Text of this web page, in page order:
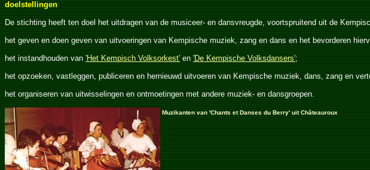
doelstellingen
De stichting heeft ten doel het uitdragen van de musiceer- en dansvreugde, voortspruitend uit de
het geven en doen geven van uitvoeringen van Kempische muziek, zang en dans en het bevorderen
het instandhouden van'Het Kempisch Volksorkest'en 'De Kempische Volksdansers';
het opzoeken, vastleggen, publiceren en hernieuwd uitvoeren van Kempische muziek, dans, zang en
het organiseren van uitwisselingen en ontmoetingen met andere muziek- en dansgroepen.
Muzikanten van 'Chants et Danses du Berry' uit Châteauroux